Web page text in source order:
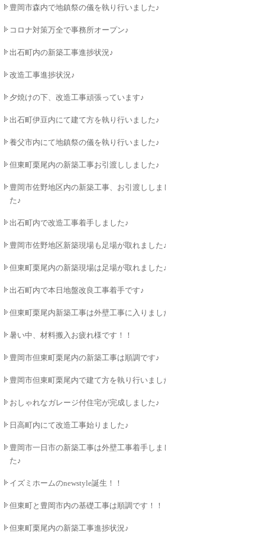
豊岡市森内で地鎮祭の儀を執り行いました♪
コロナ対策万全で事務所オープン♪
出石町内の新築工事進捗状況♪
改造工事進捗状況♪
夕焼けの下、改造工事頑張っています♪
出石町伊豆内にて建て方を執り行いました♪
養父市内にて地鎮祭の儀を執り行いました♪
但東町栗尾内の新築工事お引渡ししました♪
豊岡市佐野地区内の新築工事、お引渡ししまし
た♪
出石町内で改造工事着手しました♪
豊岡市佐野地区新築現場も足場が取れました♪
但東町栗尾内の新築現場は足場が取れました♪
出石町内で本日地盤改良工事着手です♪
但東町栗尾内新築工事は外壁工事に入りました♪
暑い中、材料搬入お疲れ様です！！
豊岡市但東町栗尾内の新築工事は順調です♪
豊岡市但東町栗尾内で建て方を執り行いました♪
おしゃれなガレージ付住宅が完成しました♪
日高町内にて改造工事始りました♪
豊岡市一日市の新築工事は外壁工事着手しまし
た♪
イズミホームのnewstyle誕生！！
但東町と豊岡市内の基礎工事は順調です！！
但東町栗尾内の新築工事進捗状況♪